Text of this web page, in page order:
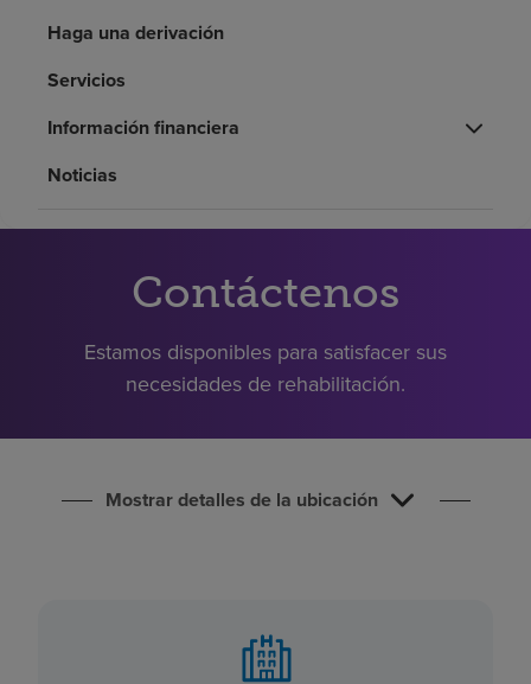
Recursos de salud
Pagar mi factura
Haga una derivación
Servicios
Información financiera
Noticias
Contáctenos
Estamos disponibles para satisfacer sus
necesidades de rehabilitación.
Mostrar detalles de la ubicación